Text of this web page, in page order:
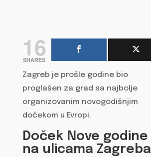
16
SHARES
Zagreb je prošle godine bio
proglašen za grad sa najbolje
organizovanim novogodišnjim
dočekom u Evropi.
Doček Nove godine
na ulicama Zagreba